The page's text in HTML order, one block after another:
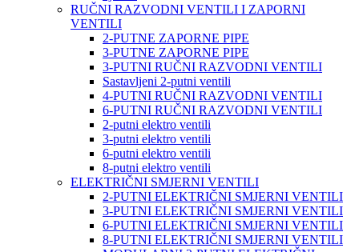
RUČNI RAZVODNI VENTILI I ZAPORNI
VENTILI
2-PUTNE ZAPORNE PIPE
3-PUTNE ZAPORNE PIPE
3-PUTNI RUČNI RAZVODNI VENTILI
Sastavljeni 2-putni ventili
4-PUTNI RUČNI RAZVODNI VENTILI
6-PUTNI RUČNI RAZVODNI VENTILI
2-putni elektro ventili
3-putni elektro ventili
6-putni elektro ventili
8-putni elektro ventili
ELEKTRIČNI SMJERNI VENTILI
2-PUTNI ELEKTRIČNI SMJERNI VENTILI
3-PUTNI ELEKTRIČNI SMJERNI VENTILI
6-PUTNI ELEKTRIČNI SMJERNI VENTILI
8-PUTNI ELEKTRIČNI SMJERNI VENTILI